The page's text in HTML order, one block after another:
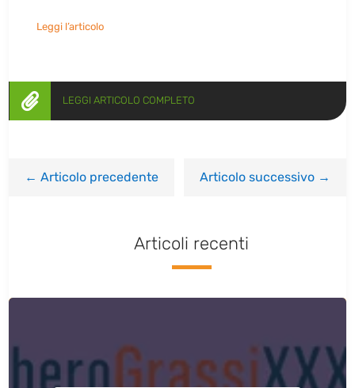
Leggi l’articolo
 LEGGI ARTICOLO COMPLETO
←Articolo precedente Articolo successivo→
Articoli recenti